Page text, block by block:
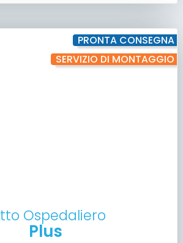
PRONTA CONSEGNA
SERVIZIO DI MONTAGGIO
Ospedaliero
Plus